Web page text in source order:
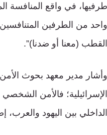
طرفيها، في واقع المنافسة
واحد من الطرفين
القطب (معنا أو ضدنا)”.
وأشار مدير معهد بحوث الأمن
الإسرائيلية؛ فالأمن
الداخلي بين اليهود